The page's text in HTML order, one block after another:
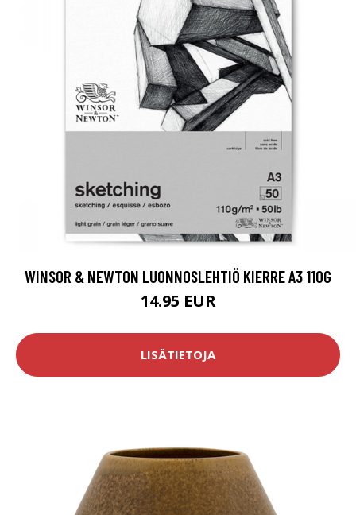
WINSOR & NEWTON LUONNOSLEHTIÖ KIERRE A3 110G
14.95 EUR
LISÄTIETOJA